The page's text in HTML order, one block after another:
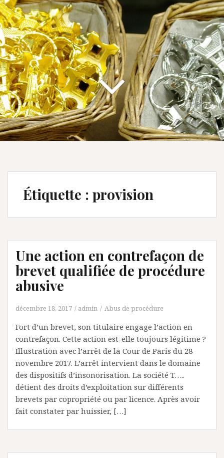
Étiquette : provision
Une action en contrefaçon de
brevet qualifiée de procédure
abusive
décembre 18, 2017 admin Abus de procédure
Fort d’un brevet, son titulaire engage l’action en
contrefaçon. Cette action est-elle toujours légitime ?
Illustration avec l’arrêt de la Cour de Paris du 28
novembre 2017. L’arrêt intervient dans le domaine
des dispositifs d’insonorisation. La société T…..
détient des droits d’exploitation sur différents
brevets par copropriété ou par licence. Après avoir
fait constater par huissier, […]